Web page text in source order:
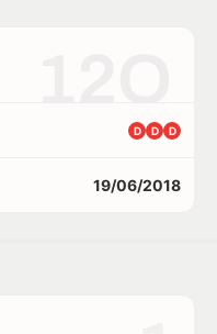
D D D
19/06/2018